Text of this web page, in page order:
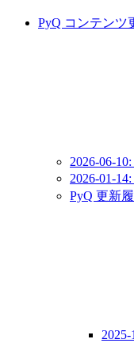
PyQ コンテンツ
2026-06-
2026-01-
PyQ 更新